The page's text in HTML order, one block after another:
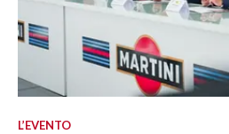
L’EVENTO